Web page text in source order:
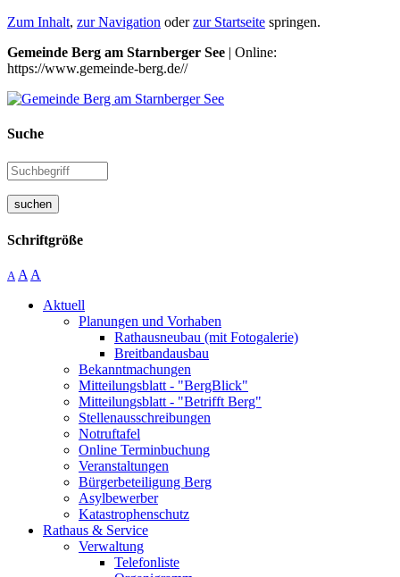
Zum Inhalt, zur Navigation oderzur Startseite springen.
Gemeinde Berg am Starnberger See | Online:
https://www.gemeinde-berg.de//
Suche
suchen
Schriftgröße
A A A
Aktuell
Planungen und Vorhaben
Rathausneubau (mit Fotogalerie)
Breitbandausbau
Bekanntmachungen
Mitteilungsblatt - "BergBlick"
Mitteilungsblatt - "Betrifft Berg"
Stellenausschreibungen
Notruftafel
Online Terminbuchung
Veranstaltungen
Bürgerbeteiligung Berg
Asylbewerber
Katastrophenschutz
Rathaus & Service
Verwaltung
Telefonliste